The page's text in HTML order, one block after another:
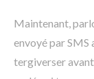
Maintenant,
envoyé par SMS
tergiverser avant